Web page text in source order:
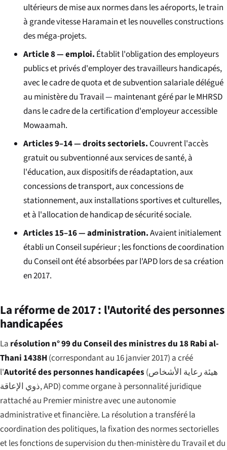
ultérieurs de mise aux normes dans les aéroports, le train
à grande vitesse Haramain et les nouvelles constructions
des méga-projets.
Article 8 — emploi. Établit l'obligation des employeurs
publics et privés d'employer des travailleurs handicapés,
avec le cadre de quota et de subvention salariale délégué
au ministère du Travail — maintenant géré par le MHRSD
dans le cadre de la certification d'employeur accessible
Mowaamah.
Articles 9–14 — droits sectoriels.Couvrent l'accès
gratuit ou subventionné aux services de santé, à
l'éducation, aux dispositifs de réadaptation, aux
concessions de transport, aux concessions de
stationnement, aux installations sportives et culturelles,
et à l'allocation de handicap de sécurité sociale.
Articles 15–16 — administration.Avaient initialement
établi un Conseil supérieur ; les fonctions de coordination
du Conseil ont été absorbées par l'APD lors de sa création
en 2017.
La réforme de 2017 : l'Autorité des personnes
handicapées
La résolution n° 99 du Conseil des ministres du 18 Rabi al-
Thani 1438H(correspondant au 16 janvier 2017) a créé
l'Autorité des personnes handicapées (هيئة رعاية الأشخاص
ذوي الإعاقة, APD) comme organe à personnalité juridique
rattaché au Premier ministre avec une autonomie
administrative et financière. La résolution a transféré la
coordination des politiques, la fixation des normes sectorielles
et les fonctions de supervision du then-ministère du Travail et du